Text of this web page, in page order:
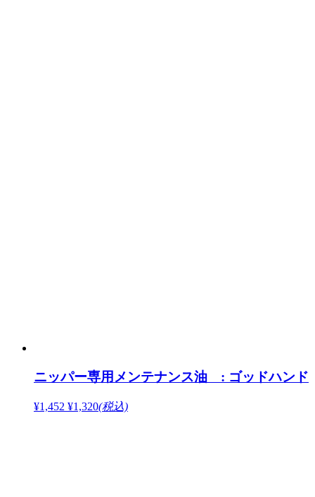
ニッパー専用メンテナンス油 : ゴッドハンド
¥1,452 ¥1,320(税込)